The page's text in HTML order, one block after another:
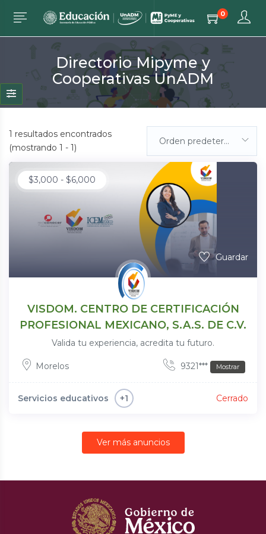
0
Directorio Mipyme y
Cooperativas UnADM
1 resultados encontrados
(mostrando 1 - 1)
Orden predeterminada
$3,000 - $6,000
Guardar
VISDOM. CENTRO DE CERTIFICACIÓN
PROFESIONAL MEXICANO, S.A.S. DE C.V.
Valida tu experiencia, acredita tu futuro.
Morelos 9321*** Mostrar
Servicios educativos +1 Cerrado
Ver más anuncios